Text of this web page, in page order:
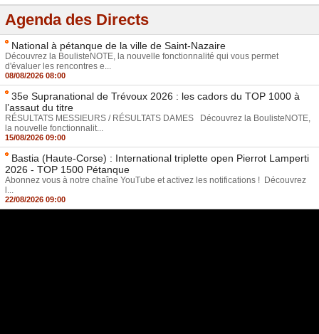
Agenda des Directs
National à pétanque de la ville de Saint-Nazaire
Découvrez la BoulisteNOTE, la nouvelle fonctionnalité qui vous permet
d'évaluer les rencontres e...
08/08/2026 08:00
35e Supranational de Trévoux 2026 : les cadors du TOP 1000 à
l’assaut du titre
RÉSULTATS MESSIEURS / RÉSULTATS DAMES Découvrez la BoulisteNOTE,
la nouvelle fonctionnalit...
15/08/2026 09:00
Bastia (Haute-Corse) : International triplette open Pierrot Lamperti
2026 - TOP 1500 Pétanque
Abonnez vous à notre chaîne YouTube et activez les notifications ! Découvrez
l...
22/08/2026 09:00